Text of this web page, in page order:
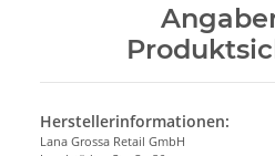
Herstellerinformationen:
Lana Grossa Retail GmbH